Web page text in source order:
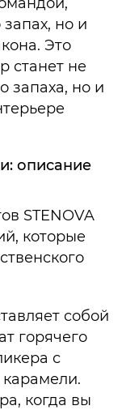
но и
Это
станет не
запаха, но и
описание
STENOVA
которые
собой
горячего
с
когда вы